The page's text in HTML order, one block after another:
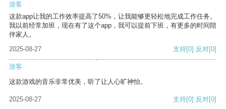
游客
这款app让我的工作效率提高了50%，让我能够更轻松地完成工作任务。
我以前经常加班，现在有了这个app，我可以提前下班，有更多的时间陪
伴家人。
2025-08-27
支持[0] 反对[0]
游客
这款游戏的音乐非常优美，听了让人心旷神怡。
2025-08-27 支持[0] 反对[0]